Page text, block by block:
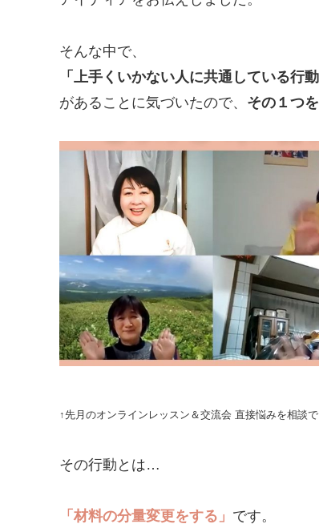
そんな中で、
「上手くいかない人に共通している行動
があることに気づいたので、 その１つ
↑先月のオンラインレッスン＆交流会 直接悩みを相談で
その行動とは…
「材料の分量変更をする」 です。